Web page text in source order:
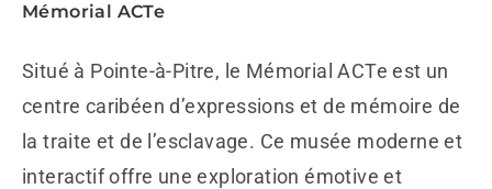
Mémorial ACTe
Situé à Pointe-à-Pitre, le Mémorial ACTe est un
centre caribéen d’expressions et de mémoire de
la traite et de l’esclavage. Ce musée moderne et
interactif offre une exploration émotive et